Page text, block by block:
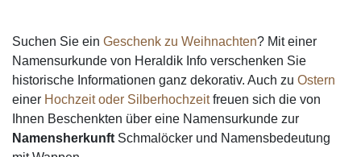
Suchen Sie ein Geschenk zu Weihnachten? Mit einer
Namensurkunde von Heraldik Info verschenken Sie
historische Informationen ganz dekorativ. Auch zu Ostern
einer Hochzeit oder Silberhochzeitfreuen sich die von
Ihnen Beschenkten über eine Namensurkunde zur
Namensherkunft Schmalöcker und Namensbedeutung